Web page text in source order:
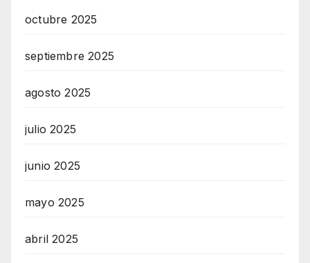
octubre 2025
septiembre 2025
agosto 2025
julio 2025
junio 2025
mayo 2025
abril 2025